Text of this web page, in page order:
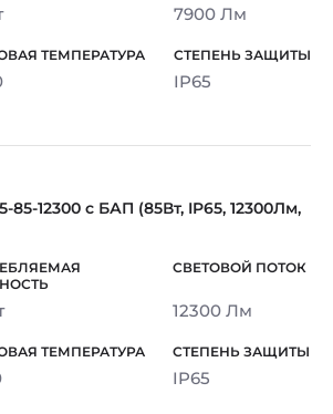
7900 Лм
IP65
85-12300 с БАП (85Вт, IP65, 12300Лм,
12300 Лм
IP65